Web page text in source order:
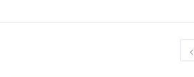
<